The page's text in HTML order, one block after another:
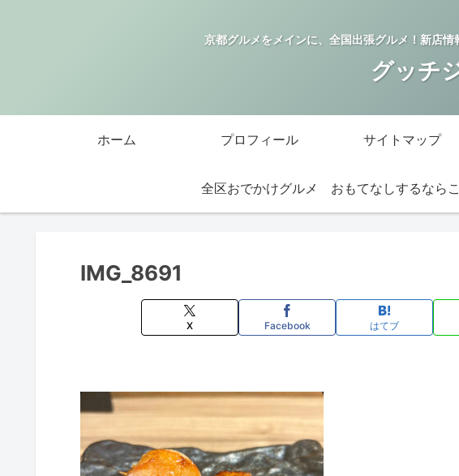
京都グルメをメインに、全国出張グルメ！新店
グッチ
ホーム プロフィール サイトマップ
全区おでかけグルメ
IMG_8691
X Facebook はてブ